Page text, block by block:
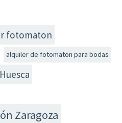
fotomaton
alquiler de fotomaton para bodas
Zaragoza